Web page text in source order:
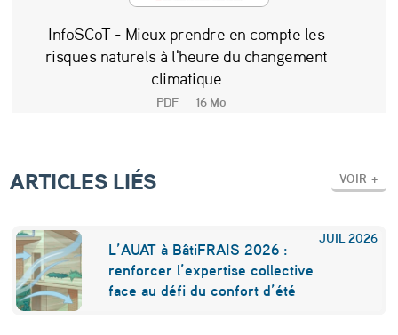
InfoSCoT - Mieux prendre en compte les
risques naturels à l'heure du changement
climatique
PDF 16 Mo
ARTICLES LIÉS VOIR +
JUIL 2026
L’AUAT à BâtiFRAIS 2026 :
renforcer l’expertise collective
face au défi du confort d’été